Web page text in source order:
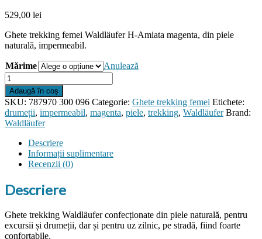
529,00 lei
Ghete trekking femei Waldläufer H-Amiata magenta, din piele
naturală, impermeabil.
Mărime
Anulează
Cantitate
Ghete
femei
H-
Amiata
magenta
Adaugă în coș
SKU: 787970 300 096 Categorie: Ghete trekking femei Etichete:
drumeții, impermeabil, magenta, piele, trekking, Waldläufer Brand:
Waldläufer
Descriere
Informații suplimentare
Recenzii (0)
Descriere
Ghete trekking Waldläufer confecționate din piele naturală, pentru
excursii și drumeții, dar și pentru uz zilnic, pe stradă, fiind foarte
confortabile.